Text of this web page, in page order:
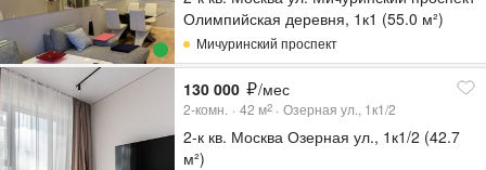
Олимпийская деревня, 1к1 (55.0 м²)
Мичуринский проспект
130 000 /мес
2-комн. 42 м2 Озерная ул., 1к1/2
2-к кв. Москва Озерная ул., 1к1/2 (42.7
м²)